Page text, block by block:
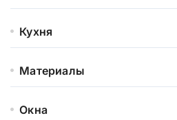
Кухня
Материалы
Окна